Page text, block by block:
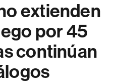
extienden
por 45
continúan